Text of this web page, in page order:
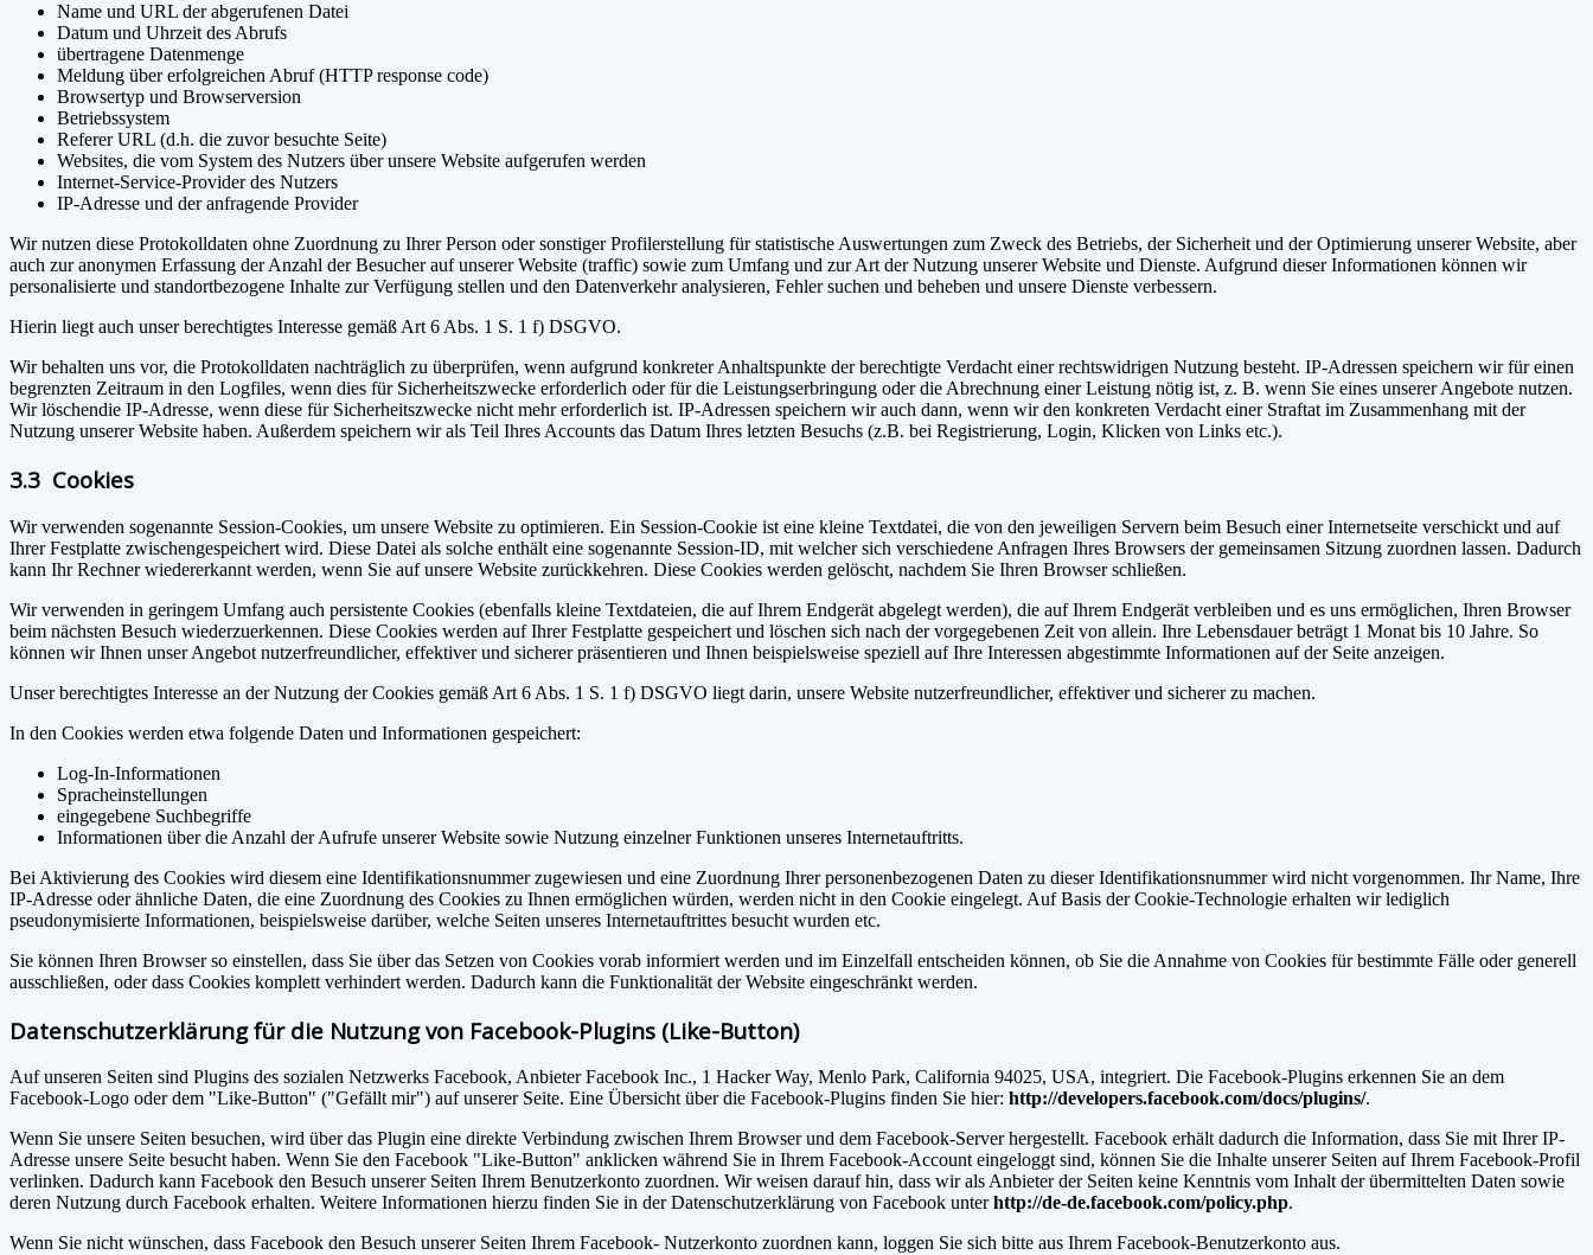
Name und URL der abgerufenen Datei
Datum und Uhrzeit des Abrufs
übertragene Datenmenge
Meldung über erfolgreichen Abruf (HTTP response code)
Browsertyp und Browserversion
Betriebssystem
Referer URL (d.h. die zuvor besuchte Seite)
Websites, die vom System des Nutzers über unsere Website aufgerufen werden
Internet-Service-Provider des Nutzers
IP-Adresse und der anfragende Provider
Wir nutzen diese Protokolldaten ohne Zuordnung zu Ihrer Person oder sonstiger Profilerstellung für statistische Auswertungen zum Zweck des Betriebs, der Sicherheit und der Optimierung unserer Website, aber
auch zur anonymen Erfassung der Anzahl der Besucher auf unserer Website (traffic) sowie zum Umfang und zur Art der Nutzung unserer Website und Dienste. Aufgrund dieser Informationen können wir
personalisierte und standortbezogene Inhalte zur Verfügung stellen und den Datenverkehr analysieren, Fehler suchen und beheben und unsere Dienste verbessern.
Hierin liegt auch unser berechtigtes Interesse gemäß Art 6 Abs. 1 S. 1 f) DSGVO.
Wir behalten uns vor, die Protokolldaten nachträglich zu überprüfen, wenn aufgrund konkreter Anhaltspunkte der berechtigte Verdacht einer rechtswidrigen Nutzung besteht. IP-Adressen speichern wir für einen
begrenzten Zeitraum in den Logfiles, wenn dies für Sicherheitszwecke erforderlich oder für die Leistungserbringung oder die Abrechnung einer Leistung nötig ist, z. B. wenn Sie eines unserer Angebote nutzen.
Wir löschendie IP-Adresse, wenn diese für Sicherheitszwecke nicht mehr erforderlich ist. IP-Adressen speichern wir auch dann, wenn wir den konkreten Verdacht einer Straftat im Zusammenhang mit der
Nutzung unserer Website haben. Außerdem speichern wir als Teil Ihres Accounts das Datum Ihres letzten Besuchs (z.B. bei Registrierung, Login, Klicken von Links etc.).
3.3 Cookies
Wir verwenden sogenannte Session-Cookies, um unsere Website zu optimieren. Ein Session-Cookie ist eine kleine Textdatei, die von den jeweiligen Servern beim Besuch einer Internetseite verschickt und auf
Ihrer Festplatte zwischengespeichert wird. Diese Datei als solche enthält eine sogenannte Session-ID, mit welcher sich verschiedene Anfragen Ihres Browsers der gemeinsamen Sitzung zuordnen lassen. Dadurch
kann Ihr Rechner wiedererkannt werden, wenn Sie auf unsere Website zurückkehren. Diese Cookies werden gelöscht, nachdem Sie Ihren Browser schließen.
Wir verwenden in geringem Umfang auch persistente Cookies (ebenfalls kleine Textdateien, die auf Ihrem Endgerät abgelegt werden), die auf Ihrem Endgerät verbleiben und es uns ermöglichen, Ihren Browser
beim nächsten Besuch wiederzuerkennen. Diese Cookies werden auf Ihrer Festplatte gespeichert und löschen sich nach der vorgegebenen Zeit von allein. Ihre Lebensdauer beträgt 1 Monat bis 10 Jahre. So
können wir Ihnen unser Angebot nutzerfreundlicher, effektiver und sicherer präsentieren und Ihnen beispielsweise speziell auf Ihre Interessen abgestimmte Informationen auf der Seite anzeigen.
Unser berechtigtes Interesse an der Nutzung der Cookies gemäß Art 6 Abs. 1 S. 1 f) DSGVO liegt darin, unsere Website nutzerfreundlicher, effektiver und sicherer zu machen.
In den Cookies werden etwa folgende Daten und Informationen gespeichert:
Log-In-Informationen
Spracheinstellungen
eingegebene Suchbegriffe
Informationen über die Anzahl der Aufrufe unserer Website sowie Nutzung einzelner Funktionen unseres Internetauftritts.
Bei Aktivierung des Cookies wird diesem eine Identifikationsnummer zugewiesen und eine Zuordnung Ihrer personenbezogenen Daten zu dieser Identifikationsnummer wird nicht vorgenommen. Ihr Name, Ihre
IP-Adresse oder ähnliche Daten, die eine Zuordnung des Cookies zu Ihnen ermöglichen würden, werden nicht in den Cookie eingelegt. Auf Basis der Cookie-Technologie erhalten wir lediglich
pseudonymisierte Informationen, beispielsweise darüber, welche Seiten unseres Internetauftrittes besucht wurden etc.
Sie können Ihren Browser so einstellen, dass Sie über das Setzen von Cookies vorab informiert werden und im Einzelfall entscheiden können, ob Sie die Annahme von Cookies für bestimmte Fälle oder generell
ausschließen, oder dass Cookies komplett verhindert werden. Dadurch kann die Funktionalität der Website eingeschränkt werden.
Datenschutzerklärung für die Nutzung von Facebook-Plugins (Like-Button)
Auf unseren Seiten sind Plugins des sozialen Netzwerks Facebook, Anbieter Facebook Inc., 1 Hacker Way, Menlo Park, California 94025, USA, integriert. Die Facebook-Plugins erkennen Sie an dem
Facebook-Logo oder dem "Like-Button" ("Gefällt mir") auf unserer Seite. Eine Übersicht über die Facebook-Plugins finden Sie hier: http://developers.facebook.com/docs/plugins/.
Wenn Sie unsere Seiten besuchen, wird über das Plugin eine direkte Verbindung zwischen Ihrem Browser und dem Facebook-Server hergestellt. Facebook erhält dadurch die Information, dass Sie mit Ihrer IP-
Adresse unsere Seite besucht haben. Wenn Sie den Facebook "Like-Button" anklicken während Sie in Ihrem Facebook-Account eingeloggt sind, können Sie die Inhalte unserer Seiten auf Ihrem Facebook-Profil
verlinken. Dadurch kann Facebook den Besuch unserer Seiten Ihrem Benutzerkonto zuordnen. Wir weisen darauf hin, dass wir als Anbieter der Seiten keine Kenntnis vom Inhalt der übermittelten Daten sowie
deren Nutzung durch Facebook erhalten. Weitere Informationen hierzu finden Sie in der Datenschutzerklärung von Facebook unterhttp://de-de.facebook.com/policy.php.
Wenn Sie nicht wünschen, dass Facebook den Besuch unserer Seiten Ihrem Facebook- Nutzerkonto zuordnen kann, loggen Sie sich bitte aus Ihrem Facebook-Benutzerkonto aus.